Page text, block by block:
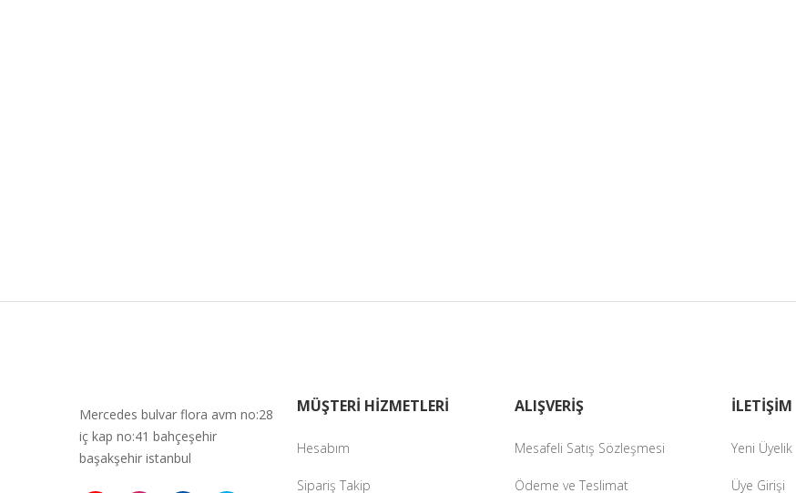
Mercedes bulvar flora avm no:28
iç kap no:41 bahçeşehir
başakşehir istanbul
MÜŞTERİ HİZMETLERİ
Hesabım
Sipariş Takip
ALIŞVERİŞ
Mesafeli Satış Sözleşmesi
Ödeme ve Teslimat
İLETİŞİM
Yeni Üyelik
Üye Girişi